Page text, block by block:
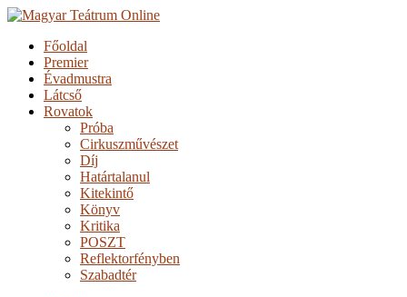
Főoldal
Premier
Évadmustra
Látcső
Rovatok
Próba
Cirkuszművészet
Díj
Határtalanul
Kitekintő
Könyv
Kritika
POSZT
Reflektorfényben
Szabadtér